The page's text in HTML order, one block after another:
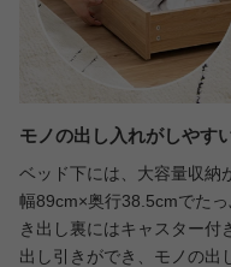
モノの出し入れがしやす
ベッド下には、大容量収納
幅89cm×奥行38.5cmでた
き出し裏にはキャスター付
出し引きができ、モノの出